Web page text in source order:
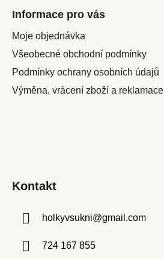
Informace pro vás
Moje objednávka
Všeobecné obchodní podmínky
Podmínky ochrany osobních údajů
Výměna, vrácení zboží a reklamace
Kontakt
holkyvsukni@gmail.com
724 167 855